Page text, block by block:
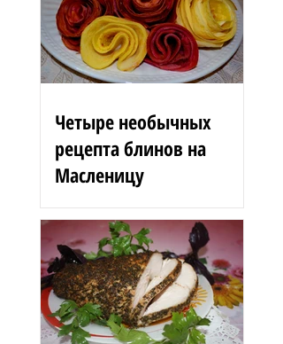
Четыре необычных
рецепта блинов на
Масленицу
Блинные розы 1,5 стакана
муки 200 г вишен 125 мл
сыворотки 100 г сгущенного
молока 2 яйца 3 ст. л.
растительного масла 1 ст. л.
сахара...